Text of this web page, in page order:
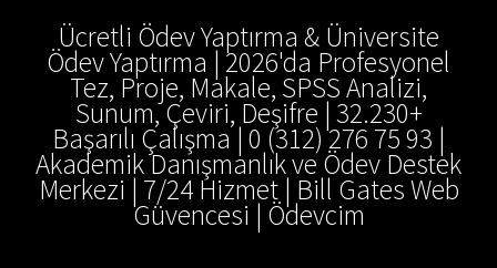
Ücretli Ödev Yaptırma & Üniversite
Ödev Yaptırma | 2026'da Profesyonel
Tez, Proje, Makale, SPSS Analizi,
Sunum, Çeviri, Deşifre | 32.230+
Başarılı Çalışma | 0 (312) 276 75 93 |
Akademik Danışmanlık ve Ödev Destek
Merkezi | 7/24 Hizmet | Bill Gates Web
Güvencesi | Ödevcim